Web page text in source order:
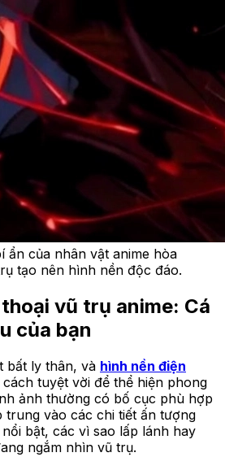
ẩn của nhân vật anime hòa
tạo nên hình nền độc đáo.
vũ trụ anime: Cá
của bạn
bất ly thân, và hình nền điện
cách tuyệt vời để thể hiện phong
ảnh thường có bố cục phù hợp
trung vào các chi tiết ấn tượng
bật, các vì sao lấp lánh hay
ngắm nhìn vũ trụ.